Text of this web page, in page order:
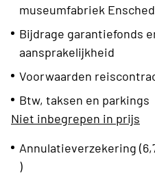
museumfabriek
Bijdrage garantiefonds
aansprakelijkheid
Voorwaarden
Btw, taksen en parkings
Niet inbegrepen in prijs
Annulatieverzekering
)